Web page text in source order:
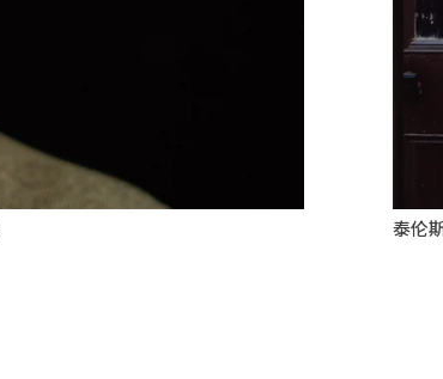
泰伦